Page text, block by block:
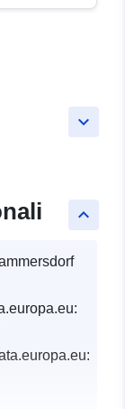
keyboard_arrow_down
keyboard_arrow_up